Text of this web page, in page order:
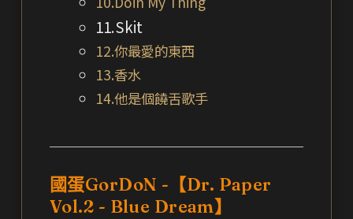
11.Skit
12.你最愛的東西
13.香水
14.他是個饒舌歌手
國蛋GorDoN -【Dr. Paper
Vol.2 - Blue Dream】